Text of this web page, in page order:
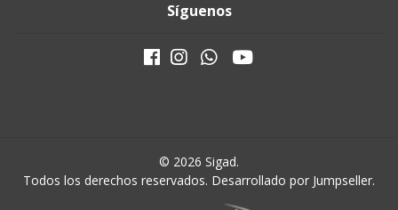
Síguenos
© 2026 Sigad.
Todos los derechos reservados. Desarrollado por Jumpseller.